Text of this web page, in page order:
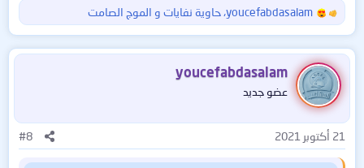
ل
ت
ف
ا
ع
ا
ت
:
youcefabdasalam، حاوية نفايات و الموج الصامت
youcefabdasalam
عضو جديد
21 أكتوبر 2021 #8